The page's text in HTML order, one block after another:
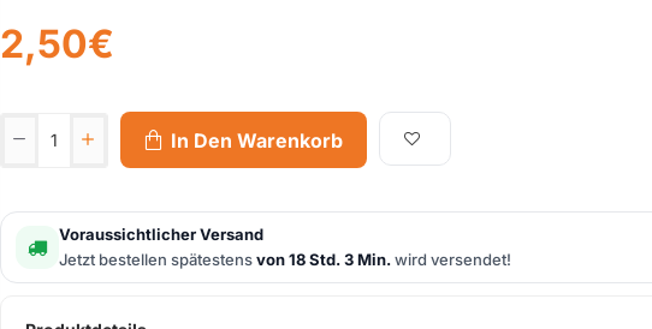
2,50€
In Den Warenkorb
Voraussichtlicher Versand
Jetzt bestellen spätestensvon 18 Std. 3 Min.wird versendet!